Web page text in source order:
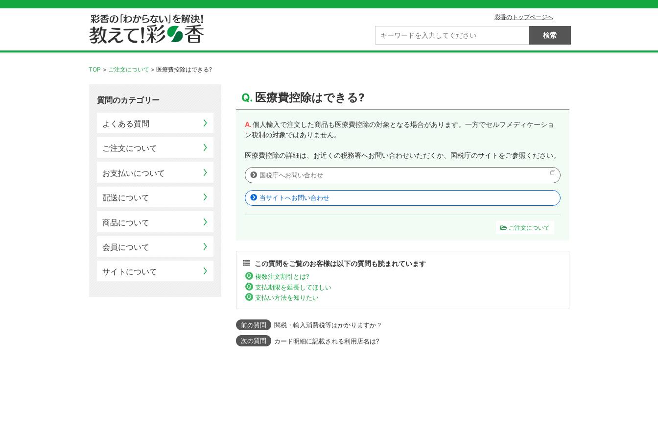
TOP ご注文について 医療費控除はできる?
医療費控除はできる?
個人輸入で注文した商品も医療費控除の対象となる場合があります。一方でセルフメディケーショ
ン税制の対象ではありません。
医療費控除の詳細は、お近くの税務署へお問い合わせいただくか、国税庁のサイトをご参照ください。
国税庁へお問い合わせ
当サイトへお問い合わせ
ご注文について
この質問をご覧のお客様は以下の質問も読まれています
複数注文割引とは?
支払期限を延長してほしい
支払い方法を知りたい
関税・輸入消費税等はかかりますか？
カード明細に記載される利用店名は?
質問のカテゴリー
よくある質問
ご注文について
お支払いについて
配送について
商品について
会員について
サイトについて
彩香のトップページへ